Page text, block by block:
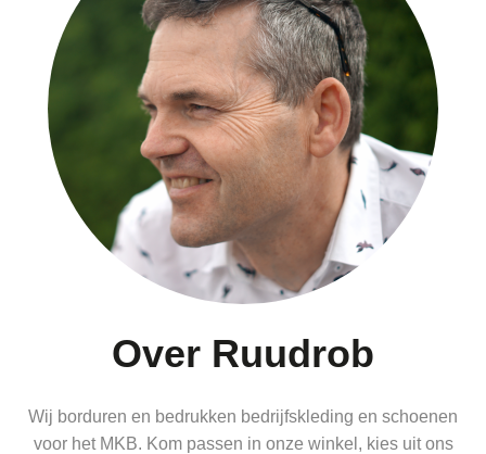
Over Ruudrob
Wij borduren en bedrukken bedrijfskleding en schoenen
voor het MKB. Kom passen in onze winkel, kies uit ons